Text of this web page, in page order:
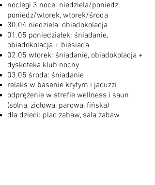
noclegi 3 noce: niedziela/poniedz.
poniedz/wtorek, wtorek/środa
30.04 niedziela: obiadokolacja
01.05 poniedziałek: śniadanie,
obiadokolacja + biesiada
02.05 wtorek: śniadanie, obiadokolacja +
dyskoteka klub nocny
03.05 środa: śniadanie
relaks w basenie krytym i jacuzzi
odprężenie w strefie wellness i saun
(solna, ziołowa, parowa, fińska)
dla dzieci: plac zabaw, sala zabaw